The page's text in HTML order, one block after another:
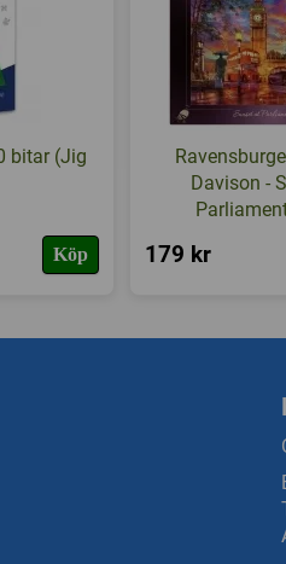
bitar (Jig
Köp
Davison -
179 kr